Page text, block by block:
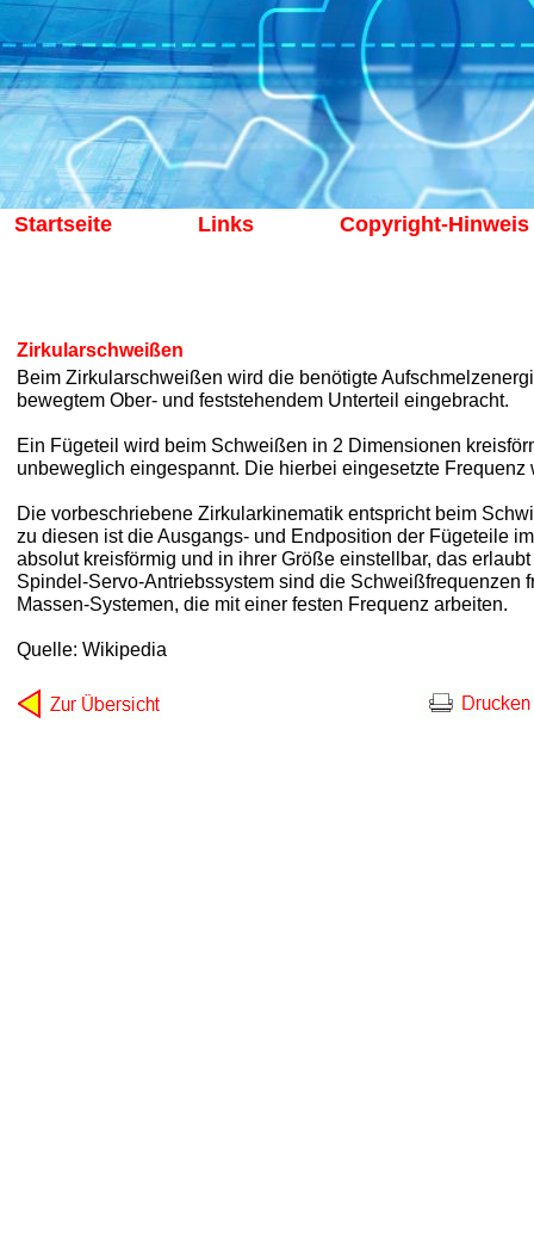
Zirkularschweißen
Beim Zirkularschweißen wird die benötigte
bewegtem Ober- und feststehendem Unterteil eingebracht.
Ein Fügeteil wird beim Schweißen in 2 Dimensionen
unbeweglich eingespannt. Die hierbei eingesetzte
Die vorbeschriebene Zirkularkinematik entspricht beim
zu diesen ist die Ausgangs- und Endposition der Fügeteile
absolut kreisförmig und in ihrer Größe einstellbar, das
Spindel-Servo-Antriebssystem sind die Schweißfrequenzen
Massen-Systemen, die mit einer festen Frequenz arbeiten.
Quelle: Wikipedia
Startseite Links Copyright-Hinweis